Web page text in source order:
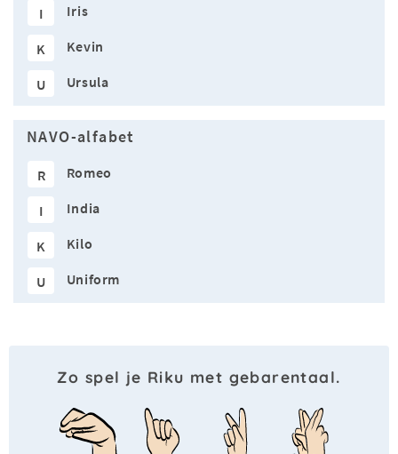
I Iris
K Kevin
U Ursula
NAVO-alfabet
R Romeo
I India
K Kilo
U Uniform
Zo spel je Riku met gebarentaal.